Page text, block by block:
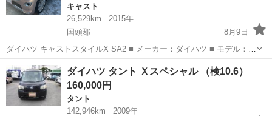
キャスト
26,529km
2015年
国頭郡
8月9日
ダイハツ キャストスタイルX SA2 ■ メーカー：ダイハツ ■ モデル：キ
ャストスタイルX SA2 ■ 型番：DBA LA250S ■ エンジン排気量：
660cc ■ ドア数：5 ■ トランスミッション：オ...
沖縄 国頭郡 キャスト エンジン
ダイハツ タント Ｘスペシャル （検10.6）
160,000円
タント
142,946km
2009年